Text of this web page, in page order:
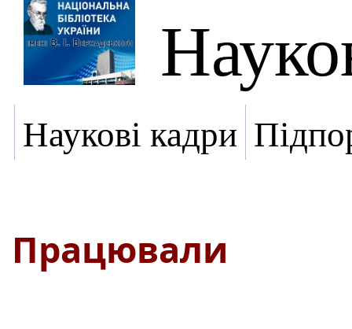
Наукові кадри
Працювали